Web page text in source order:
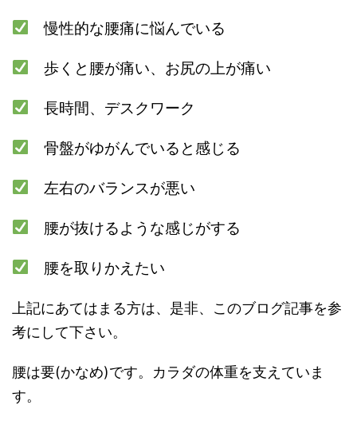
慢性的な腰痛に悩んでいる
歩くと腰が痛い、お尻の上が痛い
長時間、デスクワーク
骨盤がゆがんでいると感じる
左右のバランスが悪い
腰が抜けるような感じがする
腰を取りかえたい
上記にあてはまる方は、是非、このブログ記事を参
考にして下さい。
腰は要(かなめ)です。カラダの体重を支えていま
す。